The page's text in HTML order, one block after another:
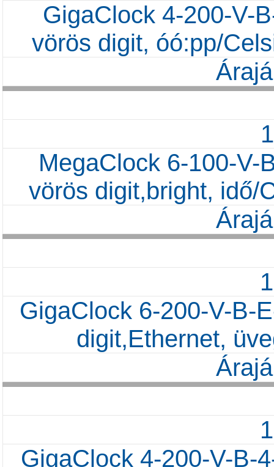
GigaClock 4-200-V-
vörös digit, óó:pp/
MegaClock 6-100-V-
vörös digit,bright, idő/
GigaClock 6-200-V-B-
digit,Ethernet,
GigaClock 4-200-V-B-